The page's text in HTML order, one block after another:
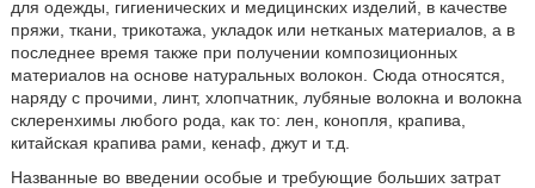
для одежды, гигиенических и медицинских изделий, в качестве
пряжи, ткани, трикотажа, укладок или нетканых материалов, а в
последнее время также при получении композиционных
материалов на основе натуральных волокон. Сюда относятся,
наряду с прочими, линт, хлопчатник, лубяные волокна и волокна
склеренхимы любого рода, как то: лен, конопля, крапива,
китайская крапива рами, кенаф, джут и т.д.
Названные во введении особые и требующие больших затрат